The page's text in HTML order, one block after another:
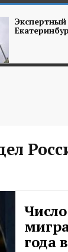
Экспертный
года